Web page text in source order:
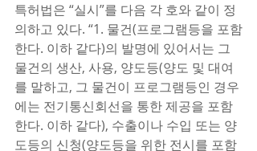
특허법은 “실시”를 다음 각 호와 같이 정
의하고 있다. “1. 물건(프로그램등을 포함
한다. 이하 같다)의 발명에 있어서는 그
물건의 생산, 사용, 양도등(양도 및 대여
를 말하고, 그 물건이 프로그램등인 경우
에는 전기통신회선을 통한 제공을 포함
한다. 이하 같다), 수출이나 수입 또는 양
도등의 신청(양도등을 위한 전시를 포함